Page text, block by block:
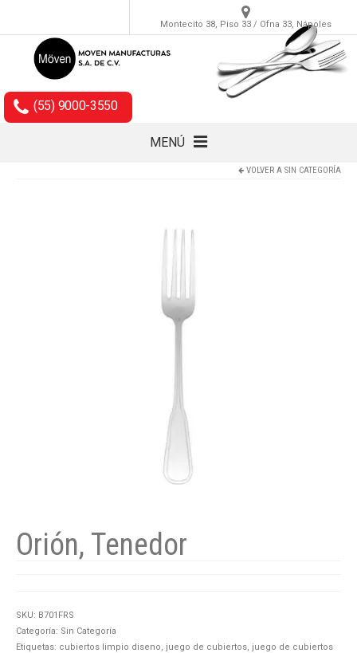
Montecito 38, Piso 33 / Ofna 33, Nápoles
(55) 9000-3550
MENÚ
VOLVER A SIN CATEGORÍA
Orión, Tenedor
SKU: B701FRS
Categoría: Sin Categoría
Etiquetas: cubiertos limpio diseno, juego de cubiertos, juego de cubiertos